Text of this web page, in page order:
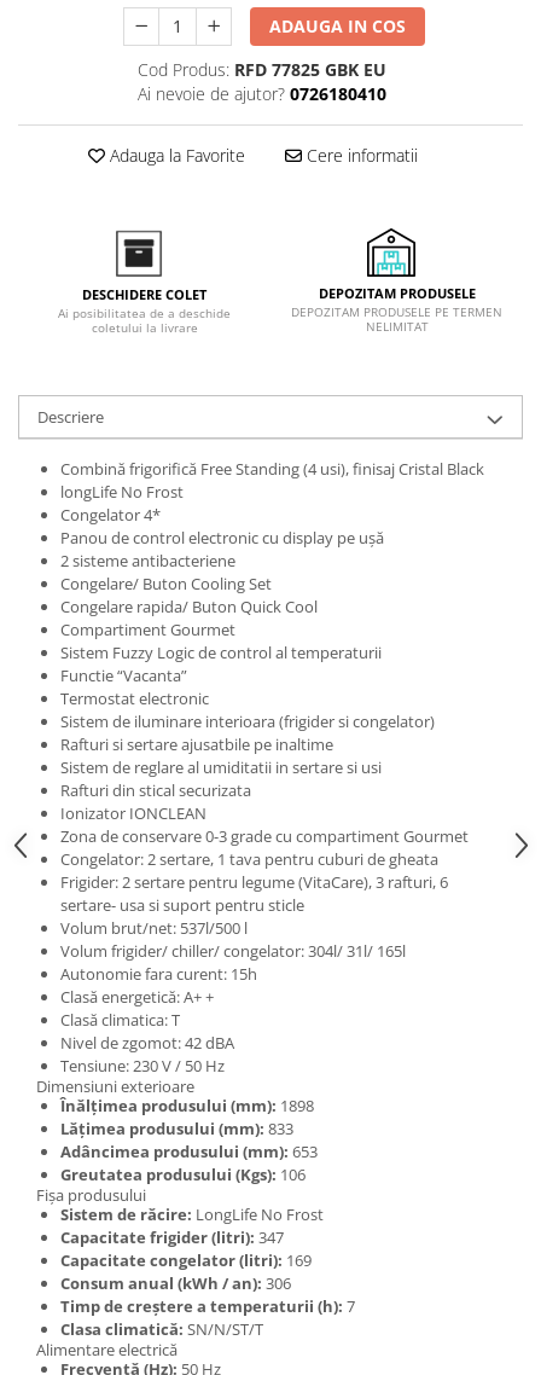
Plite cu hota integrata
ADAUGA IN COS
Cod Produs: RFD 77825 GBK EU
Ai nevoie de ajutor? 0726180410
Adauga la Favorite Cere informatii
DESCHIDERE COLET
Ai posibilitatea de a deschide
coletului la livrare
DEPOZITAM PRODUSELE
DEPOZITAM PRODUSELE PE TERMEN
NELIMITAT
Descriere
Combină frigorifică Free Standing (4 usi), finisaj Cristal Black
longLife No Frost
Congelator 4*
Panou de control electronic cu display pe uşă
2 sisteme antibacteriene
Congelare/ Buton Cooling Set
Congelare rapida/ Buton Quick Cool
Compartiment Gourmet
Sistem Fuzzy Logic de control al temperaturii
Functie “Vacanta”
Termostat electronic
Sistem de iluminare interioara (frigider si congelator)
Rafturi si sertare ajusatbile pe inaltime
Sistem de reglare al umiditatii in sertare si usi
Rafturi din stical securizata
Ionizator IONCLEAN
Zona de conservare 0-3 grade cu compartiment Gourmet
Congelator: 2 sertare, 1 tava pentru cuburi de gheata
Frigider: 2 sertare pentru legume (VitaCare), 3 rafturi, 6
sertare- usa si suport pentru sticle
Volum brut/net: 537l/500 l
Volum frigider/ chiller/ congelator: 304l/ 31l/ 165l
Autonomie fara curent: 15h
Clasă energetică: A+ +
Clasă climatica: T
Nivel de zgomot: 42 dBA
Tensiune: 230 V / 50 Hz
Dimensiuni exterioare
Înălțimea produsului (mm): 1898
Lățimea produsului (mm): 833
Adâncimea produsului (mm): 653
Greutatea produsului (Kgs): 106
Fișa produsului
Sistem de răcire: LongLife No Frost
Capacitate frigider (litri): 347
Capacitate congelator (litri): 169
Consum anual (kWh / an): 306
Timp de creștere a temperaturii (h): 7
Clasa climatică: SN/N/ST/T
Alimentare electrică
Frecvență (Hz): 50 Hz